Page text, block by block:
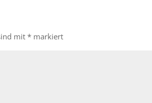
mit* markiert